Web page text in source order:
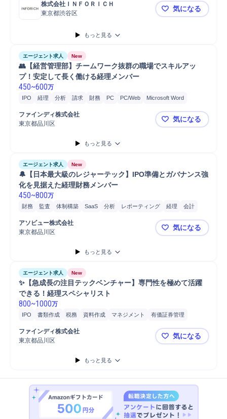
株式会社ＩＮＦＯＲＩＣＨ
東京都渋谷区
【連結経理
気になる
もっと見る
エージェント求人 New
👥【経営管理部】チームワーク抜群の職場でスキルアッ
プ！安定して長く働ける経理メンバー
450~600万
IPO 経理 分析 請求 財務 PC PC/Web
Microsoft Word
Microsoft Power...
Microsoft Excel
ファインディ株式会社
東京都品川区
👥【経営管
気になる
もっと見る
エージェント求人 New
🔔【日本最大級のレジャーテック】IPO準備とガバナンス強
化を見据えた経理財務メンバー
450~800万
財務 監査 体制構築 SaaS 分析 レポーティング 経理
会計
資料作成 有価証券管理
Microsoft Excel
プロジェクト
アソビュー株式会社
東京都品川区
🔔【日本最
気になる
もっと見る
エージェント求人 New
✨【急成長の注目テックベンチャー】専門性を極めて活躍
できる！経理スペシャリスト
800~1000万
IPO 書類作成 税務 資料作成 マネジメント
有価証券管理
会計
Microsoft Excel
財務 体制構築
ファインディ株式会社
東京都品川区
✨【急成長
気になる
もっと見る